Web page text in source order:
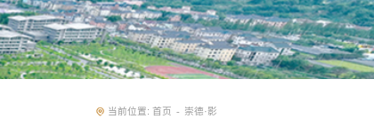
当前位置: 首页 - 崇德·影